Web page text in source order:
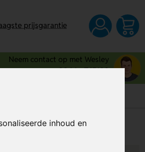
inhoud en
prijsgarantie
Neem contact op met Wesley
0344 - 745109
(excl. BTW)